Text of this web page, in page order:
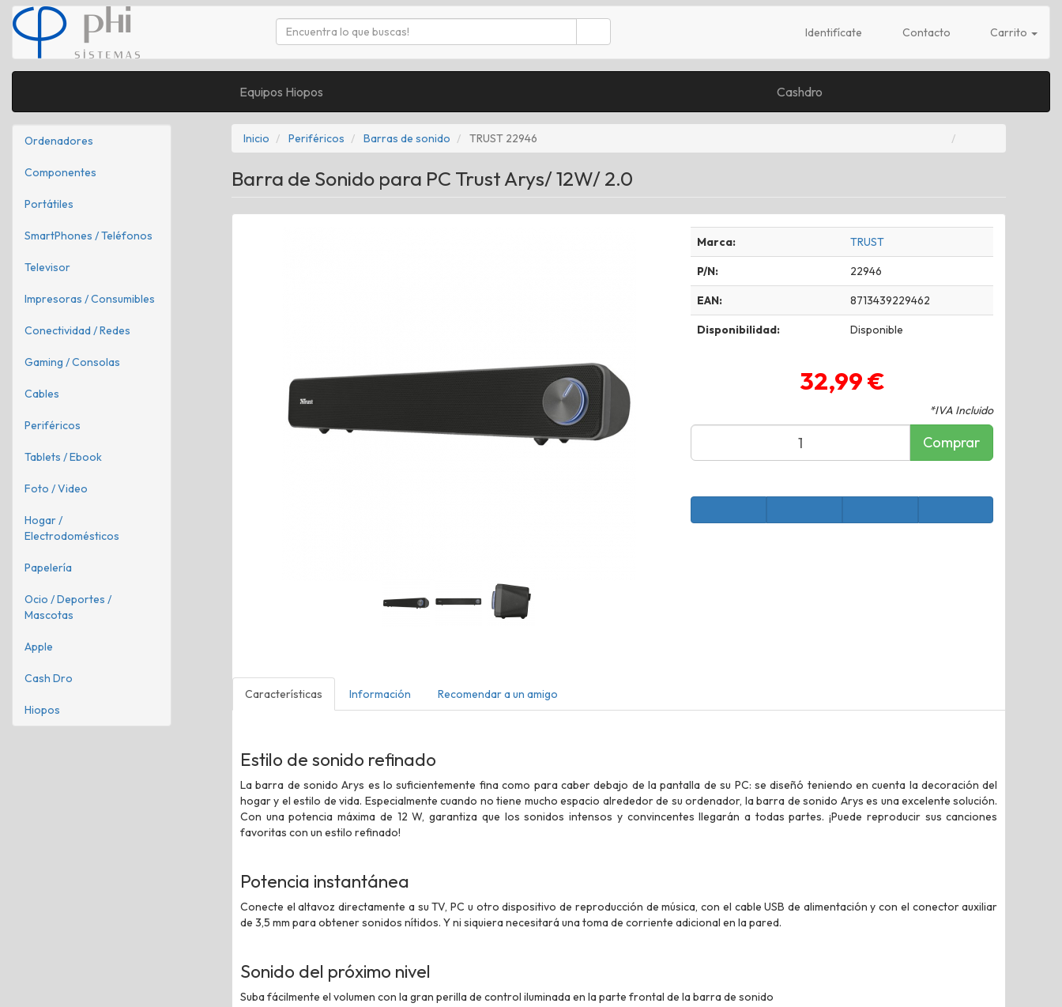
Identifícate Contacto Carrito
Equipos Hiopos Cashdro
Ordenadores
Componentes
Portátiles
SmartPhones / Teléfonos
Televisor
Impresoras / Consumibles
Conectividad / Redes
Gaming / Consolas
Cables
Periféricos
Tablets / Ebook
Foto / Video
Hogar /
Electrodomésticos
Papelería
Ocio / Deportes /
Mascotas
Apple
Cash Dro
Hiopos
Inicio Periféricos Barras de sonido TRUST 22946
Barra de Sonido para PC Trust Arys/ 12W/ 2.0
Marca: TRUST
P/N: 22946
EAN: 8713439229462
Disponibilidad: Disponible
32,99 €
*IVA Incluido
Comprar
Características Información Recomendar a un amigo
Estilo de sonido refinado
La barra de sonido Arys es lo suficientemente fina como para caber debajo de la pantalla de su PC: se diseñó teniendo en cuenta la decoración del
hogar y el estilo de vida. Especialmente cuando no tiene mucho espacio alrededor de su ordenador, la barra de sonido Arys es una excelente solución.
Con una potencia máxima de 12 W, garantiza que los sonidos intensos y convincentes llegarán a todas partes. ¡Puede reproducir sus canciones
favoritas con un estilo refinado!
Potencia instantánea
Conecte el altavoz directamente a su TV, PC u otro dispositivo de reproducción de música, con el cable USB de alimentación y con el conector auxiliar
de 3,5 mm para obtener sonidos nítidos. Y ni siquiera necesitará una toma de corriente adicional en la pared.
Sonido del próximo nivel
Suba fácilmente el volumen con la gran perilla de control iluminada en la parte frontal de la barra de sonido